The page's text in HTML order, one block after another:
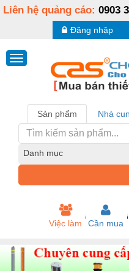
Liên hệ quảng cáo: 0903
Đăng nhập
Sản phẩm Nhà
Danh mục
Việc làm Cần mua